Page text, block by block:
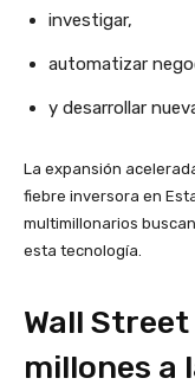
investigar,
automatizar
y desarrollar
La expansión
fiebre inversora en
multimillonarios
esta tecnología.
Wall
millones a